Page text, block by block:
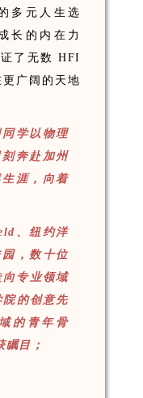
多元人生选
长的内在力
了无数 HFI
广阔的天地
学以物理
奔赴加州
涯，向着
、纽约洋
，数十位
专业领域
的创意先
的青年骨
瞩目；